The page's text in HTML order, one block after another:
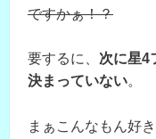
ですかぁ！？
要するに、 次に星4
決まっていない。
まぁこんなもん好